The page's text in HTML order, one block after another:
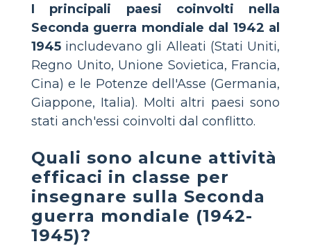
I principali paesi coinvolti nella
Seconda guerra mondiale dal 1942 al
1945 includevano gli Alleati (Stati Uniti,
Regno Unito, Unione Sovietica, Francia,
Cina) e le Potenze dell'Asse (Germania,
Giappone, Italia). Molti altri paesi sono
stati anch'essi coinvolti dal conflitto.
Quali sono alcune attività
efficaci in classe per
insegnare sulla Seconda
guerra mondiale (1942-
1945)?